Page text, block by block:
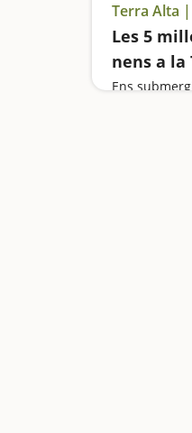
Terra Alta
Les 5
nens a la